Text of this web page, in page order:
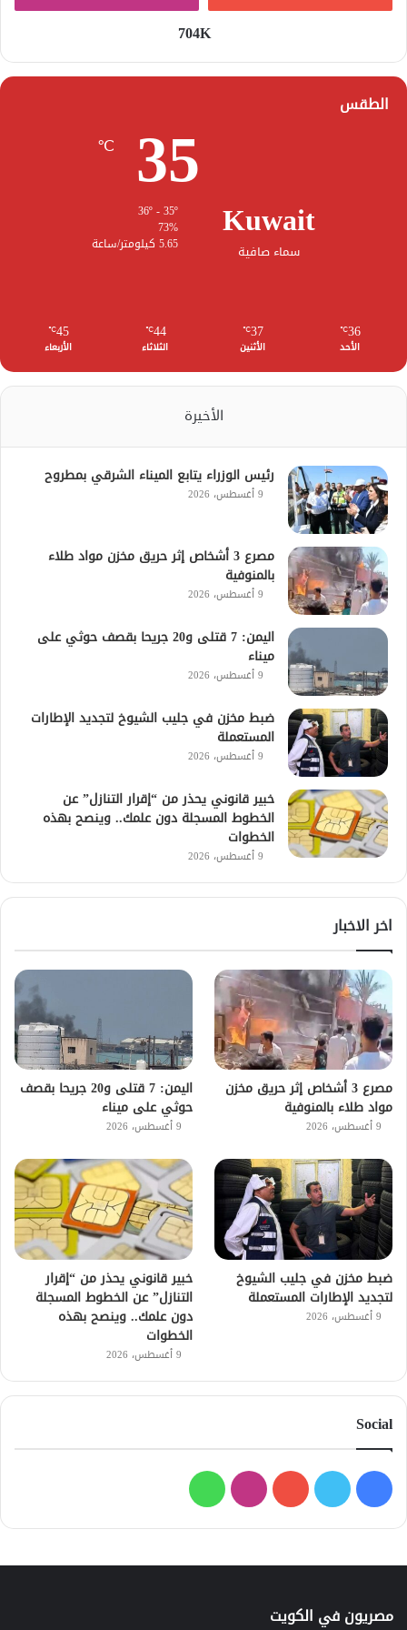
704K
الطقس
Kuwait
سماء صافية
35
℃
73%
5.65 كيلومتر/ساعة
36
℃
الأحد
37
℃
الأثنين
44
℃
الثلاثاء
45
℃
الأربعاء
الأخيرة
رئيس الوزراء يتابع الميناء الشرقي بمطروح
9 أغسطس، 2026
مصرع 3 أشخاص إثر حريق مخزن مواد طلاء
بالمنوفية
9 أغسطس، 2026
اليمن: 7 قتلى و20 جريحا بقصف حوثي على
ميناء
9 أغسطس، 2026
ضبط مخزن في جليب الشيوخ لتجديد الإطارات
المستعملة
9 أغسطس، 2026
خبير قانوني يحذر من “إقرار التنازل” عن
الخطوط المسجلة دون علمك.. وينصح بهذه
الخطوات
9 أغسطس، 2026
اخر الاخبار
مصرع 3 أشخاص إثر حريق مخزن
مواد طلاء بالمنوفية
9 أغسطس، 2026
اليمن: 7 قتلى و20 جريحا بقصف
حوثي على ميناء
9 أغسطس، 2026
ضبط مخزن في جليب الشيوخ
لتجديد الإطارات المستعملة
9 أغسطس، 2026
خبير قانوني يحذر من “إقرار
التنازل” عن الخطوط المسجلة
دون علمك.. وينصح بهذه
الخطوات
9 أغسطس، 2026
Social
فيسبوك
تويتر يوتيوبانستقرامواتساب
مصريون في الكويت